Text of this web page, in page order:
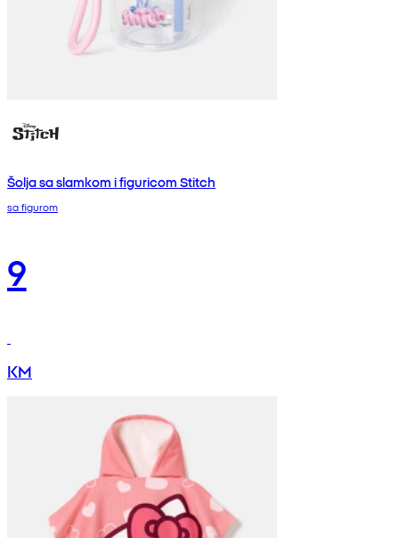
Šolja sa slamkom i figuricom Stitch
sa figurom
9
KM